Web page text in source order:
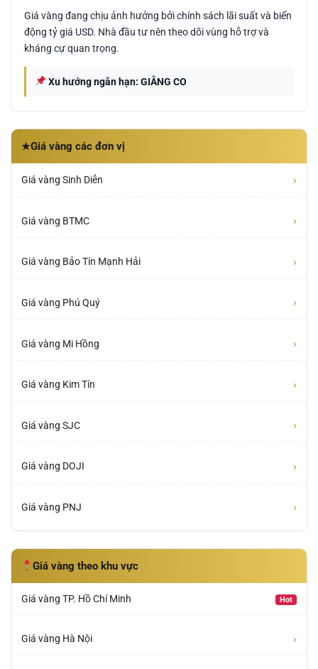
Giá vàng đang chịu ảnh hưởng bởi chính sách lãi suất và biến
động tỷ giá USD. Nhà đầu tư nên theo dõi vùng hỗ trợ và
kháng cự quan trọng.
Xu hướng ngắn hạn: GIẰNG CO
★Giá vàng các đơn vị
Giá vàng Sinh Diễn ›
Giá vàng BTMC ›
Giá vàng Bảo Tín Mạnh Hải ›
Giá vàng Phú Quý ›
Giá vàng Mi Hồng ›
Giá vàng Kim Tín ›
Giá vàng SJC ›
Giá vàng DOJI ›
Giá vàng PNJ ›
Giá vàng theo khu vực
Giá vàng TP. Hồ Chí Minh Hot
Giá vàng Hà Nội ›